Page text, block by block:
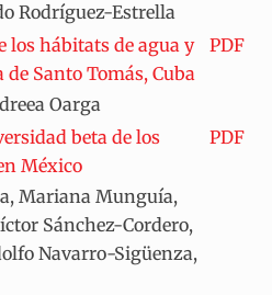
Rodríguez-Estrella
los hábitats de agua y
Santo Tomás, Cuba
PDF
Oarga
beta de los
México
PDF
Mariana Munguía,
Sánchez-Cordero,
Navarro-Sigüenza,